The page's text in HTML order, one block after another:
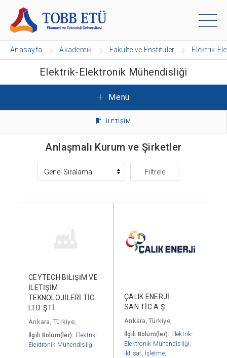
Anasayfa Akademik Fakülte ve Enstitüler Elektrik-
Elektrik-Elektronik Mühendisliği
Menü
İLETİŞİM
Anlaşmalı Kurum ve Şirketler
Filtrele
CEYTECH BİLİŞİM VE
İLETİŞİM
TEKNOLOJİLERİ TİC.
LTD. ŞTİ.
Ankara, Türkiye,
İlgili Bölüm(ler): Elektrik-
Elektronik Mühendisliği
ÇALIK ENERJİ
SAN.TİC.A.Ş.
Ankara, Türkiye,
İlgili Bölüm(ler): Elektrik-
Elektronik Mühendisliği ,
İktisat, İşletme,